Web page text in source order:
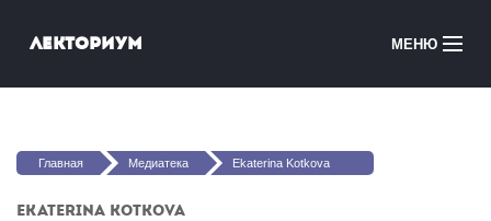
Лекториум МЕНЮ
Медиатека
Вы здесь
Главная Медиатека Ekaterina Kotkova
Ekaterina Kotkova